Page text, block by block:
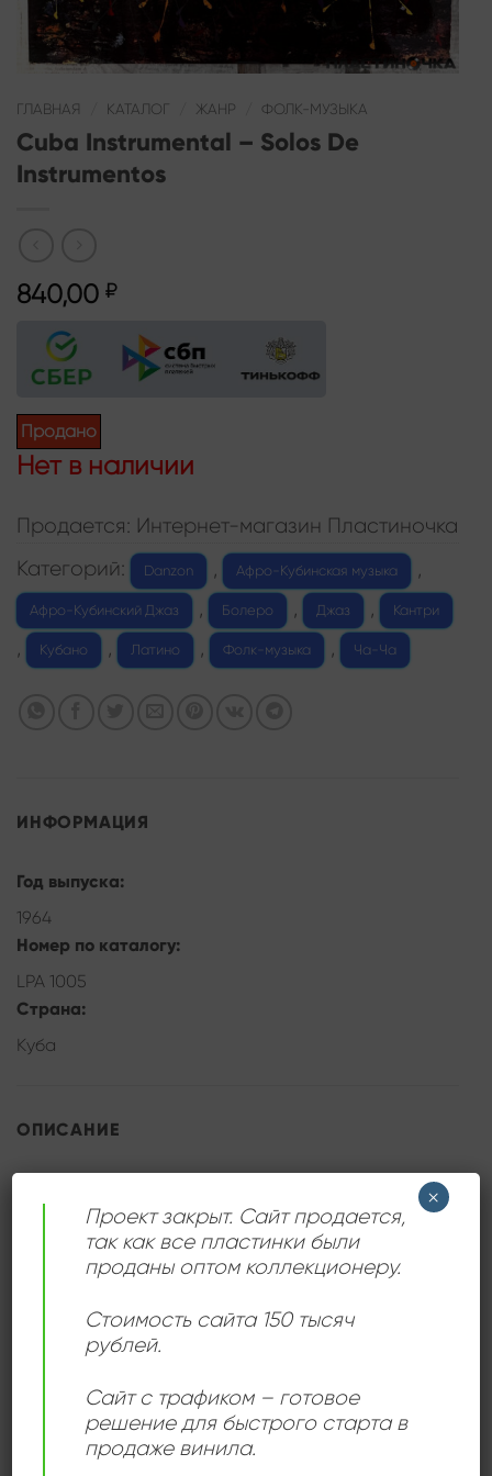
ГЛАВНАЯ КАТАЛОГ ЖАНР ФОЛК-МУЗЫКА
Cuba Instrumental – Solos De
Instrumentos
840,00 ₽
Продано
Нет в наличии
Продается: Интернет-магазин Пластиночка
Категорий:
Danzon , Афро-Кубинская музыка ,
Афро-Кубинский Джаз , Болеро , Джаз , Кантри
, Кубано , Латино , Фолк-музыка , Ча-Ча
ИНФОРМАЦИЯ
Год выпуска:
1964
Номер по каталогу:
LPA 1005
Страна:
Куба
ОПИСАНИЕ
Сама пластинка и конверт в отличном состоянии, но
есть видимая царапинка от иглы, поэтому снизил
оценку и стоимость пластинки. На звук не влияет.
ДЕТАЛИ
Areito
Проект закрыт. Сайт продается,
так как все пластинки были
проданы оптом коллекционеру.
Стоимость сайта 150 тысяч
рублей.
Сайт с трафиком – готовое
решение для быстрого старта в
продаже винила.
×